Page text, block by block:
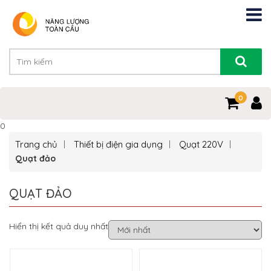
0
0
Trang chủ Thiết bị điện gia dụng Quạt 220V
Quạt đảo
QUẠT ĐẢO
Hiển thị kết quả duy nhất